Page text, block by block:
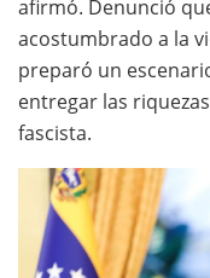
afirmó. Denunció
acostumbrado a la
preparó un
entregar las
fascista.